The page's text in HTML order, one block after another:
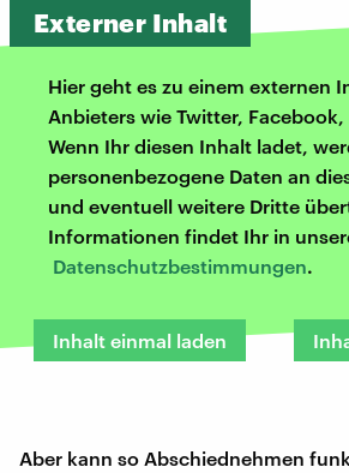
Externer Inhalt
Hier geht es zu einem externen
Anbieters wie Twitter,
Wenn Ihr diesen Inhalt ladet,
personenbezogene Daten an
und eventuell weitere Dritte
Informationen findet Ihr in
Datenschutzbestimmungen.
Inhalt einmal laden
Aber kann so Abschiednehmen